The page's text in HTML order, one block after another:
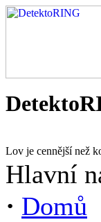
Lov je cennější než
Hlavní
· Domů